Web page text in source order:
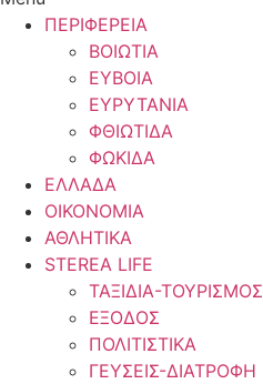
ΠΕΡΙΦΕΡΕΙΑ
ΒΟΙΩΤΙΑ
ΕΥΒΟΙΑ
ΕΥΡΥΤΑΝΙΑ
ΦΘΙΩΤΙΔΑ
ΦΩΚΙΔΑ
ΕΛΛΑΔΑ
ΟΙΚΟΝΟΜΙΑ
ΑΘΛΗΤΙΚΑ
STEREA LIFE
ΤΑΞΙΔΙΑ-ΤΟΥΡΙΣΜΟΣ
ΕΞΟΔΟΣ
ΠΟΛΙΤΙΣΤΙΚΑ
ΓΕΥΣΕΙΣ-ΔΙΑΤΡΟΦΗ